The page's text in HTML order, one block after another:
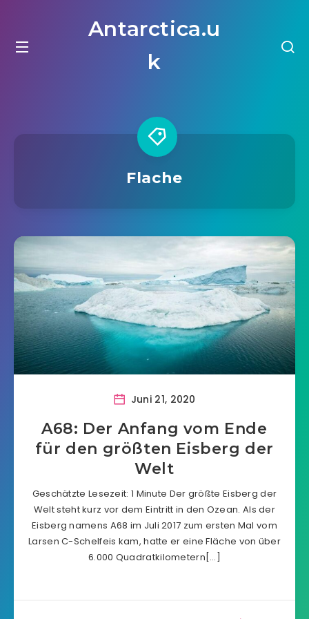
Antarctica.u
k
Flache
Juni 21, 2020
A68: Der Anfang vom Ende
für den größten Eisberg der
Welt
Geschätzte Lesezeit: 1 Minute Der größte Eisberg der
Welt steht kurz vor dem Eintritt in den Ozean. Als der
Eisberg namens A68 im Juli 2017 zum ersten Mal vom
Larsen C-Schelfeis kam, hatte er eine Fläche von über
6.000 Quadratkilometern[…]